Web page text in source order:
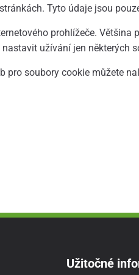
Tyto údaje jsou
prohlížeče.
užívání jen některých
pro soubory cookie můžete
Užitočné